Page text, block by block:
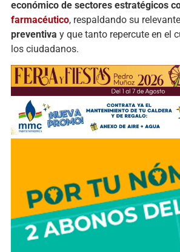
económico de sectores estratégicos
farmacéutico, respaldando su
preventiva y que tanto repercute en el
los ciudadanos.